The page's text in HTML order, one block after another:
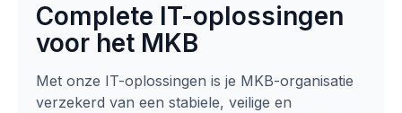
Complete IT-oplossingen
voor het MKB
Met onze IT-oplossingen is je MKB-organisatie
verzekerd van een stabiele, veilige en